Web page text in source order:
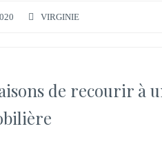
VIRGINIE
de recourir à